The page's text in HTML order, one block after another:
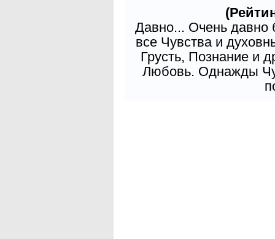
Давно... Очень давно
все Чувства и
Грусть, Познание и
Любовь. Однажды